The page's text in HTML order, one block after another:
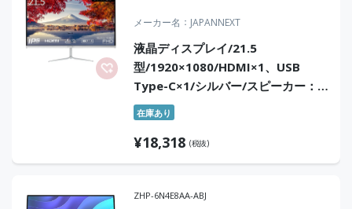
メーカー名 JAPANNEXT
液晶ディスプレイ/21.5
型/1920×1080/HDMI×1、USB
Type-C×1/シルバー/スピーカー：
有/2年保証
在庫あり
¥18,318 (税抜)
ZHP-6N4E8AA-ABJ